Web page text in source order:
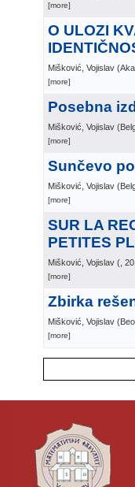
[more]
O ULOZI
Mišković, Vojislav (
[more]
Posebna
Mišković, Vojislav (
[more]
Sunčevo
Mišković, Vojislav (
[more]
SUR LA
PETITES
Mišković, Vojislav ( ,
[more]
Zbirka
Mišković, Vojislav (
[more]